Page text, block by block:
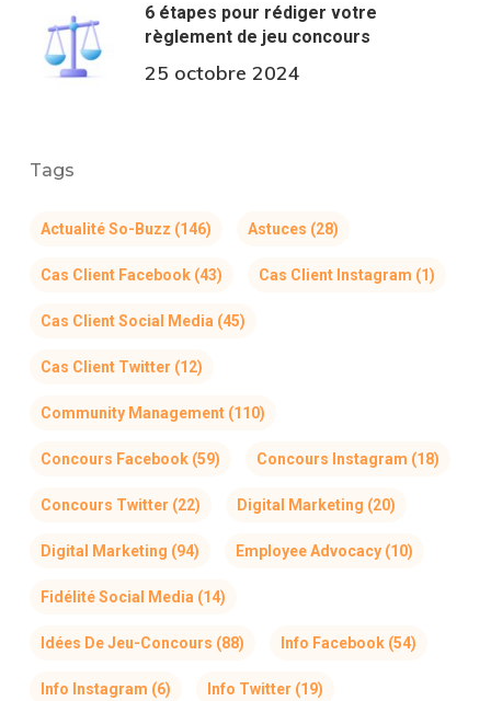
6 étapes pour rédiger votre
règlement de jeu concours
25 octobre 2024
Tags
Actualité So-Buzz (146) Astuces (28)
Cas Client Facebook(43) Cas Client Instagram (1)
Cas Client Social Media (45)
Cas Client Twitter (12)
Community Management(110)
Concours Facebook(59) Concours Instagram (18)
Concours Twitter (22) Digital Marketing (20)
Digital Marketing (94) Employee Advocacy(10)
Fidélité Social Media (14)
Idées De Jeu-Concours (88) Info Facebook(54)
Info Instagram (6) Info Twitter (19)